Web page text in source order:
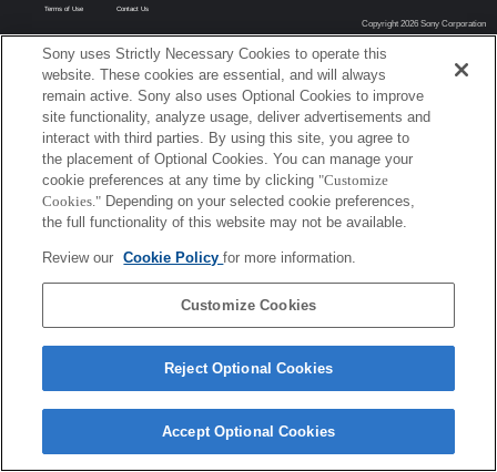
Terms of Use Contact Us
Copyright 2026 Sony Corporation
Sony uses Strictly Necessary Cookies to operate this
website. These cookies are essential, and will always
remain active. Sony also uses Optional Cookies to improve
site functionality, analyze usage, deliver advertisements and
interact with third parties. By using this site, you agree to
the placement of Optional Cookies. You can manage your
cookie preferences at any time by clicking "Customize
Cookies." Depending on your selected cookie preferences,
the full functionality of this website may not be available.
Review our Cookie Policyfor more information.
Customize Cookies
Reject Optional Cookies
Accept Optional Cookies